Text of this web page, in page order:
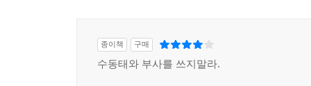
종이책 구매
수동태와 부사를 쓰지말라.